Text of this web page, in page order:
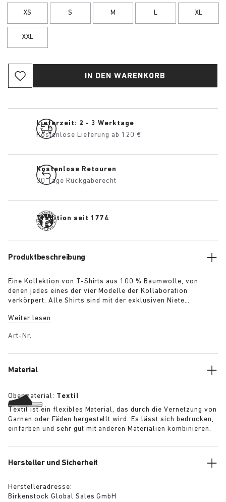
XS S M L XL
XXL
IN DEN WARENKORB
Lieferzeit: 2 - 3 Werktage
Kostenlose Lieferung ab 120 €
Kostenlose Retouren
30 Tage Rückgaberecht
Tradition seit 1774
Produktbeschreibung
Eine Kollektion von T-Shirts aus 100 % Baumwolle, von
denen jedes eines der vier Modelle der Kollaboration
verkörpert. Alle Shirts sind mit der exklusiven Niete
Gardener“ – T-Shirt mit gehäkelter Blumenapplikation in
und Patina in Weiß „The Rebel“ – T-Shirt im Used-Look in
Weiter lesen
Art-Nr.
Material
Obermaterial: Textil
Textil ist ein flexibles Material, das durch die Vernetzung von
Garnen oder Fäden hergestellt wird. Es lässt sich bedrucken,
einfärben und sehr gut mit anderen Materialien kombinieren.
Hersteller und Sicherheit
Herstelleradresse:
Birkenstock Global Sales GmbH